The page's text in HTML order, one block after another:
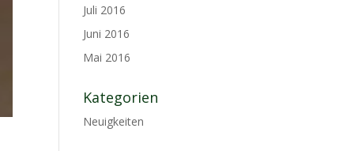
Juli 2016
Juni 2016
Mai 2016
Kategorien
Neuigkeiten